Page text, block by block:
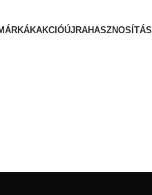
AKCIÓÚJRAHASZNOSÍTÁS